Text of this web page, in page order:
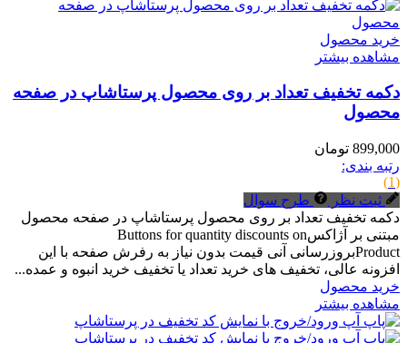
خرید محصول
مشاهده بیشتر
دکمه تخفیف تعداد بر روی محصول پرستاشاپ در صفحه
محصول
899,000 تومان
رتبه بندی:
(1)
ثبت نظر
طرح سوال
دکمه تخفیف تعداد بر روی محصول پرستاشاپ در صفحه محصول
مبتنی بر آژاکسButtons for quantity discounts on
Productبروزرسانی آنی قیمت بدون نیاز به رفرش صفحه با این
افزونه عالی، تخفیف های خرید تعداد یا تخفیف خرید انبوه و عمده...
خرید محصول
مشاهده بیشتر